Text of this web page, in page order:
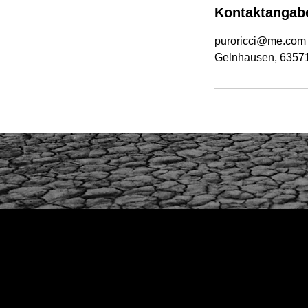
puroricci@me.com
Gelnhausen,